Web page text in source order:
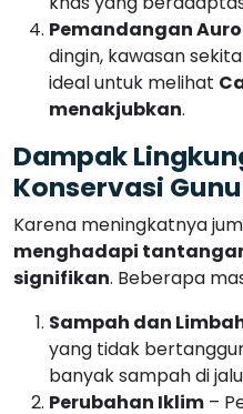
Karena meningkatnya
menghadapi
signifikan . Beberapa
Sampah dan
yang tidak
banyak sampah di
Perubahan Iklim–
menyebabkan
Denali.
Gangguan
fauna lokal.